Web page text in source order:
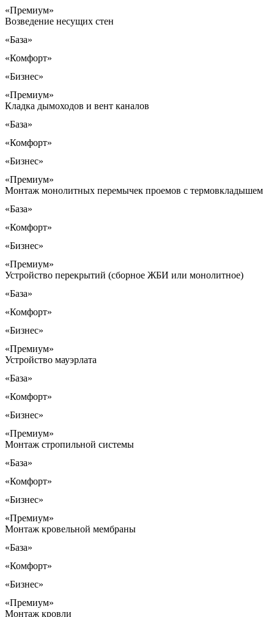
«Премиум»
Возведение несущих стен
«База»
«Комфорт»
«Бизнес»
«Премиум»
Кладка дымоходов и вент каналов
«База»
«Комфорт»
«Бизнес»
«Премиум»
Монтаж монолитных перемычек проемов с термовкладышем
«База»
«Комфорт»
«Бизнес»
«Премиум»
Устройство перекрытий (сборное ЖБИ или монолитное)
«База»
«Комфорт»
«Бизнес»
«Премиум»
Устройство мауэрлата
«База»
«Комфорт»
«Бизнес»
«Премиум»
Монтаж стропильной системы
«База»
«Комфорт»
«Бизнес»
«Премиум»
Монтаж кровельной мембраны
«База»
«Комфорт»
«Бизнес»
«Премиум»
Монтаж кровли